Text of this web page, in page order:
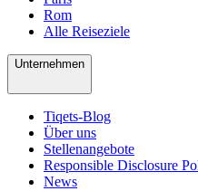
Rom
Alle Reiseziele
Unternehmen
Tiqets-Blog
Über uns
Stellenangebote
Responsible Disclosure
News